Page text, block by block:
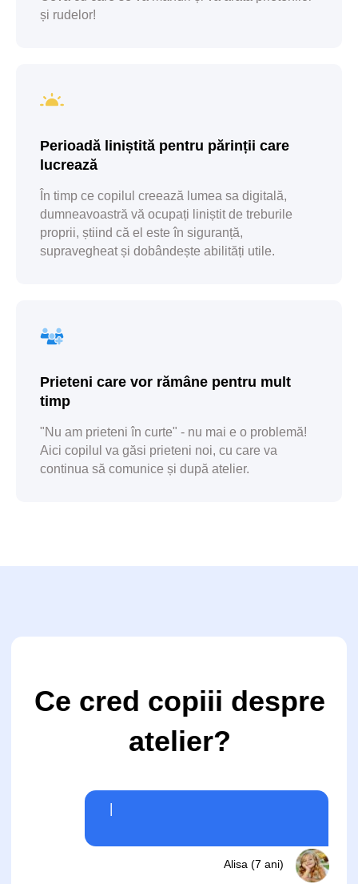
și rudelor!
Perioadă liniștită pentru părinții care
lucrează
În timp ce copilul creează lumea sa digitală,
dumneavoastră vă ocupați liniștit de treburile
proprii, știind că el este în siguranță,
supravegheat și dobândește abilități utile.
Prieteni care vor rămâne pentru mult
timp
"Nu am prieteni în curte" - nu mai e o problemă!
Aici copilul va găsi prieteni noi, cu care va
continua să comunice și după atelier.
se înscriu în atelier de fiecare dată
Alisa (7 ani)